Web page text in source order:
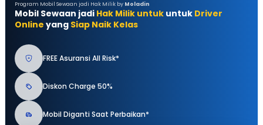
Program Mobil Sewaan jadi Hak Milik by Moladin
Mobil Sewaan jadi Hak Milik untuk untuk Driver
Online yang Siap Naik Kelas
FREE Asuransi All Risk*
Diskon Charge 50%
Mobil Diganti Saat Perbaikan*